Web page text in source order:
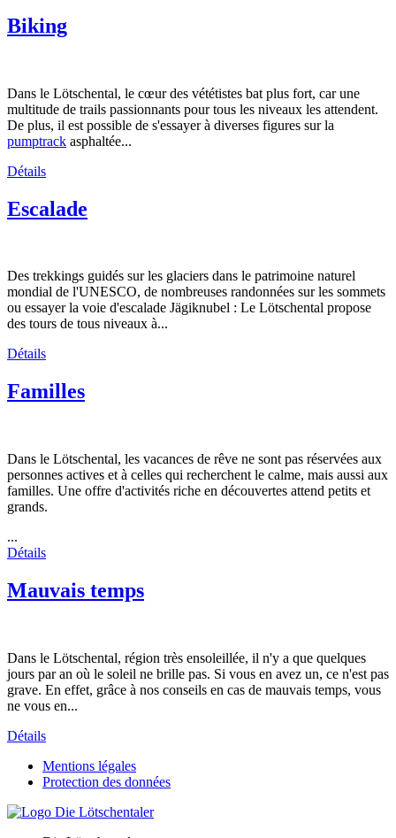
Biking
Dans le Lötschental, le cœur des vététistes bat plus fort, car une
multitude de trails passionnants pour tous les niveaux les attendent.
De plus, il est possible de s'essayer à diverses figures sur la
pumptrack asphaltée...
Détails
Escalade
Des trekkings guidés sur les glaciers dans le patrimoine naturel
mondial de l'UNESCO, de nombreuses randonnées sur les sommets
ou essayer la voie d'escalade Jägiknubel : Le Lötschental propose
des tours de tous niveaux à...
Détails
Familles
Dans le Lötschental, les vacances de rêve ne sont pas réservées aux
personnes actives et à celles qui recherchent le calme, mais aussi aux
familles. Une offre d'activités riche en découvertes attend petits et
grands.
...
Détails
Mauvais temps
Dans le Lötschental, région très ensoleillée, il n'y a que quelques
jours par an où le soleil ne brille pas. Si vous en avez un, ce n'est pas
grave. En effet, grâce à nos conseils en cas de mauvais temps, vous
ne vous en...
Détails
Mentions légales
Protection des données